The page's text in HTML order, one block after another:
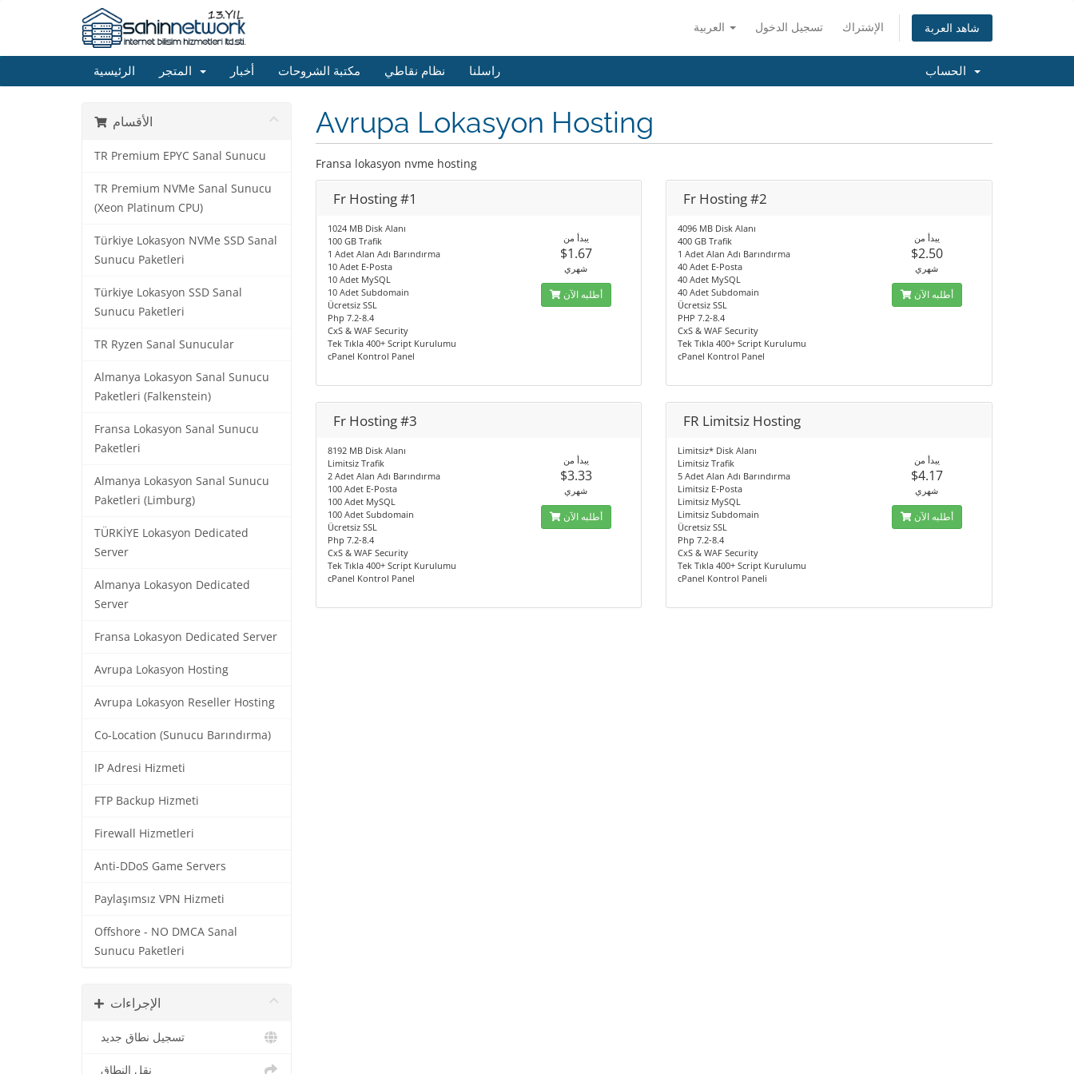
تسجيل الدخول الإشتراك شاهد العربة
الرئيسية أخبار مكتبة الشروحات نظام نقاطي راسلنا
الأقسام
TR Premium EPYC Sanal Sunucu
TR Premium NVMe Sanal Sunucu
(Xeon Platinum CPU)
Türkiye Lokasyon NVMe SSD Sanal
Sunucu Paketleri
Türkiye Lokasyon SSD Sanal
Sunucu Paketleri
TR Ryzen Sanal Sunucular
Almanya Lokasyon Sanal Sunucu
Paketleri (Falkenstein)
Fransa Lokasyon Sanal Sunucu
Paketleri
Almanya Lokasyon Sanal Sunucu
Paketleri (Limburg)
TÜRKİYE Lokasyon Dedicated
Server
Almanya Lokasyon Dedicated
Server
Fransa Lokasyon Dedicated Server
Avrupa Lokasyon Hosting
Avrupa Lokasyon Reseller Hosting
Co-Location (Sunucu Barındırma)
IP Adresi Hizmeti
FTP Backup Hizmeti
Firewall Hizmetleri
Anti-DDoS Game Servers
Paylaşımsız VPN Hizmeti
Offshore - NO DMCA Sanal
Sunucu Paketleri
الإجراءات
تسجيل نطاق جديد
نقل النطاق
Avrupa Lokasyon Hosting
Fransa lokasyon nvme hosting
Fr Hosting #1
1024 MB Disk Alanı
100 GB Trafik
1 Adet Alan Adı Barındırma
10 Adet E-Posta
10 Adet MySQL
10 Adet Subdomain
Ücretsiz SSL
Php 7.2-8.4
CxS & WAF Security
Tek Tıkla 400+ Script Kurulumu
cPanel Kontrol Panel
يبدأ من
$1.67
شهري
أطلبه الآن
Fr Hosting #2
4096 MB Disk Alanı
400 GB Trafik
1 Adet Alan Adı Barındırma
40 Adet E-Posta
40 Adet MySQL
40 Adet Subdomain
Ücretsiz SSL
PHP 7.2-8.4
CxS & WAF Security
Tek Tıkla 400+ Script Kurulumu
cPanel Kontrol Panel
يبدأ من
$2.50
شهري
أطلبه الآن
Fr Hosting #3
8192 MB Disk Alanı
Limitsiz Trafik
2 Adet Alan Adı Barındırma
100 Adet E-Posta
100 Adet MySQL
100 Adet Subdomain
Ücretsiz SSL
Php 7.2-8.4
CxS & WAF Security
Tek Tıkla 400+ Script Kurulumu
cPanel Kontrol Panel
يبدأ من
$3.33
شهري
أطلبه الآن
FR Limitsiz Hosting
Limitsiz* Disk Alanı
Limitsiz Trafik
5 Adet Alan Adı Barındırma
Limitsiz E-Posta
Limitsiz MySQL
Limitsiz Subdomain
Ücretsiz SSL
Php 7.2-8.4
CxS & WAF Security
Tek Tıkla 400+ Script Kurulumu
cPanel Kontrol Paneli
يبدأ من
$4.17
شهري
أطلبه الآن